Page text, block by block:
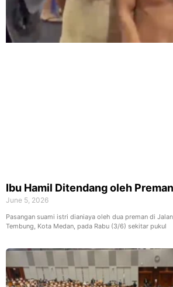
Ibu Hamil Ditendang oleh
June 5, 2026
Pasangan suami istri dianiaya oleh dua preman di
Tembung, Kota Medan, pada Rabu (3/6) sekitar pukul